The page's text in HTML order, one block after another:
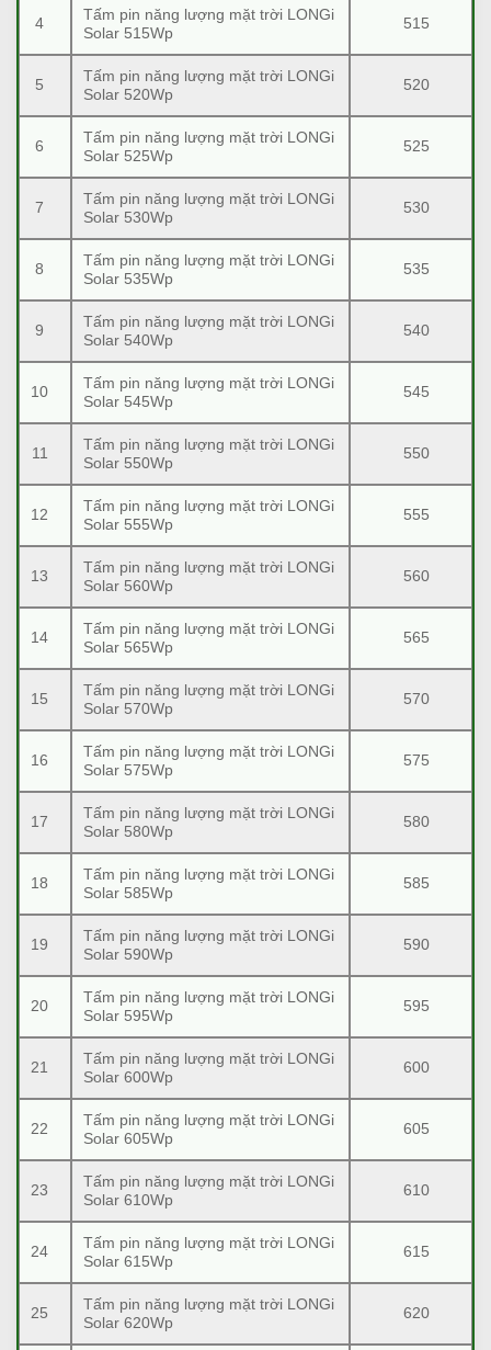
4
Tấm pin năng lượng mặt trời LONGi
Solar 515Wp
515
5
Tấm pin năng lượng mặt trời LONGi
Solar 520Wp
520
6
Tấm pin năng lượng mặt trời LONGi
Solar 525Wp
525
7
Tấm pin năng lượng mặt trời LONGi
Solar 530Wp
530
8
Tấm pin năng lượng mặt trời LONGi
Solar 535Wp
535
9
Tấm pin năng lượng mặt trời LONGi
Solar 540Wp
540
10
Tấm pin năng lượng mặt trời LONGi
Solar 545Wp
545
11
Tấm pin năng lượng mặt trời LONGi
Solar 550Wp
550
12
Tấm pin năng lượng mặt trời LONGi
Solar 555Wp
555
13
Tấm pin năng lượng mặt trời LONGi
Solar 560Wp
560
14
Tấm pin năng lượng mặt trời LONGi
Solar 565Wp
565
15
Tấm pin năng lượng mặt trời LONGi
Solar 570Wp
570
16
Tấm pin năng lượng mặt trời LONGi
Solar 575Wp
575
17
Tấm pin năng lượng mặt trời LONGi
Solar 580Wp
580
18
Tấm pin năng lượng mặt trời LONGi
Solar 585Wp
585
19
Tấm pin năng lượng mặt trời LONGi
Solar 590Wp
590
20
Tấm pin năng lượng mặt trời LONGi
Solar 595Wp
595
21
Tấm pin năng lượng mặt trời LONGi
Solar 600Wp
600
22
Tấm pin năng lượng mặt trời LONGi
Solar 605Wp
605
23
Tấm pin năng lượng mặt trời LONGi
Solar 610Wp
610
24
Tấm pin năng lượng mặt trời LONGi
Solar 615Wp
615
25
Tấm pin năng lượng mặt trời LONGi
Solar 620Wp
620